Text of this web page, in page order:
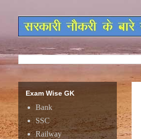
Exam Wise GK
Bank
SSC
Railway